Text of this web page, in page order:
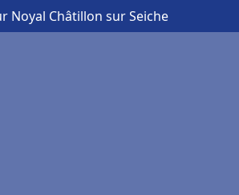
Noyal Châtillon sur Seiche